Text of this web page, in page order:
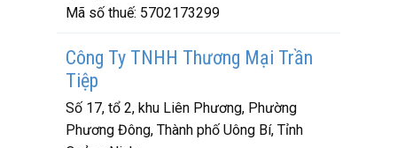
Mã số thuế: 5702173299
Công Ty TNHH Thương Mại Trần
Tiệp
Số 17, tổ 2, khu Liên Phương, Phường
Phương Đông, Thành phố Uông Bí, Tỉnh